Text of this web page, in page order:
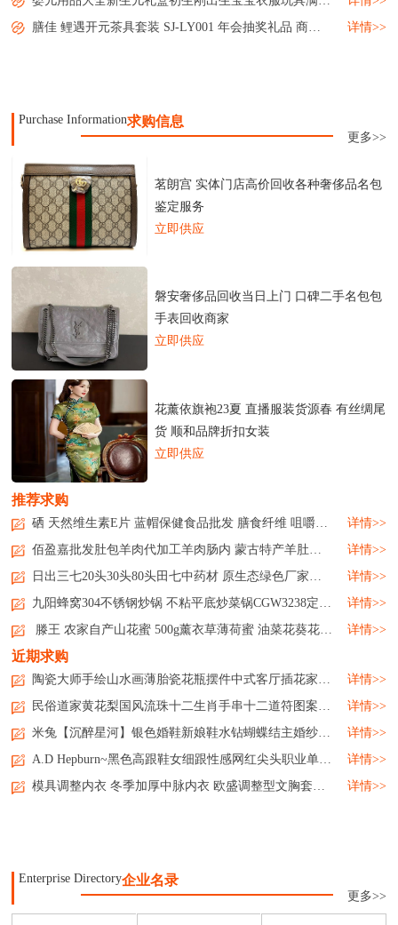
膳佳 鲤遇开元茶具套装 SJ-LY001 年会抽奖礼品 商务送礼 小礼品 MY-SJJJ-L5-05...
详情>>
Purchase Information求购信息
更多>>
茗朗宫 实体门店高价回收各种奢侈品名包
鉴定服务
立即供应
磐安奢侈品回收当日上门 口碑二手名包包
手表回收商家
立即供应
花薰依旗袍23夏 直播服装货源春 有丝绸尾
货 顺和品牌折扣女装
立即供应
推荐求购
硒 天然维生素E片 蓝帽保健食品批发 膳食纤维 咀嚼后服用...
详情>>
佰盈嘉批发肚包羊肉代加工羊肉肠内 蒙古特产羊肚包肉新鲜生鲜...
详情>>
日出三七20头30头80头田七中药材 原生态绿色厂家日出三七20头30头80头田七中药材 原生态绿色厂家日出三七20头30头80头田七中药材 原生态绿色厂家日出三七20头30头80头田七中药材 原生态绿色厂家...
详情>>
九阳蜂窝304不锈钢炒锅 不粘平底炒菜锅CGW3238定制公司广告礼品...
详情>>
滕王 农家自产山花蜜 500g薰衣草薄荷蜜 油菜花葵花原蜜 品种多样...
详情>>
近期求购
陶瓷大师手绘山水画薄胎瓷花瓶摆件中式客厅插花家居饰品...
详情>>
民俗道家黄花梨国风流珠十二生肖手串十二道符图案饰品...
详情>>
米兔【沉醉星河】银色婚鞋新娘鞋水钻蝴蝶结主婚纱高跟鞋高级...
详情>>
A.D Hepburn~黑色高跟鞋女细跟性感网红尖头职业单鞋工作鞋通勤ol...
详情>>
模具调整内衣 冬季加厚中脉内衣 欧盛调整型文胸套装厂家...
详情>>
Enterprise Directory企业名录
更多>>